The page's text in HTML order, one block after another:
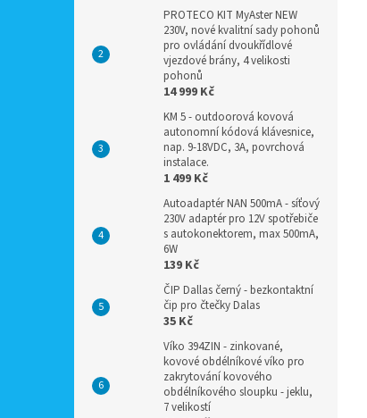
PROTECO KIT MyAster NEW
230V, nové kvalitní sady pohonů
pro ovládání dvoukřídlové
vjezdové brány, 4 velikosti
pohonů
14 999 Kč
KM 5 - outdoorová kovová
autonomní kódová klávesnice,
nap. 9-18VDC, 3A, povrchová
instalace.
1 499 Kč
Autoadaptér NAN 500mA - síťový
230V adaptér pro 12V spotřebiče
s autokonektorem, max 500mA,
6W
139 Kč
ČIP Dallas černý - bezkontaktní
čip pro čtečky Dalas
35 Kč
Víko 394ZIN - zinkované,
kovové obdélníkové víko pro
zakrytování kovového
obdélníkového sloupku - jeklu,
7 velikostí